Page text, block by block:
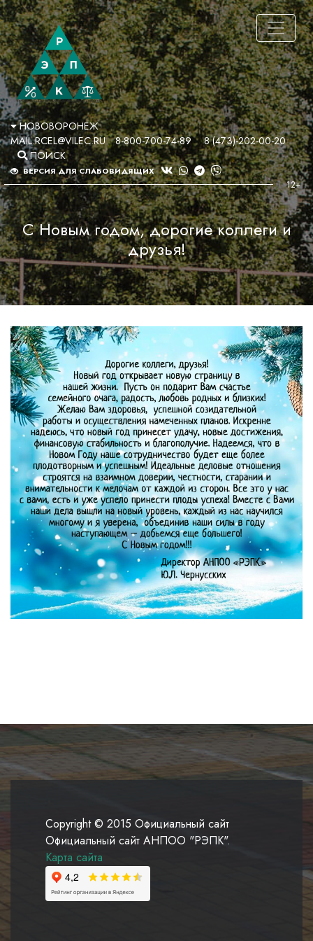
НОВОВОРОНЕЖ
MAIL.RCEL@VILEC.RU
8-800-700-74-89
8 (473)-202-00-20
ПОИСК
ВЕРСИЯ ДЛЯ СЛАБОВИДЯЩИХ
С Новым годом, дорогие коллеги и
друзья!
Copyright © 2015 Официальный сайт
Официальный сайт АНПОО "РЭПК".
Карта сайта